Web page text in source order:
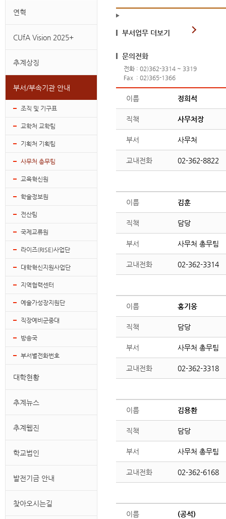
연혁
CUfA Vision 2025+
추계상징
부서/부속기관 안내
조직 및 기구표
교학처 교학팀
기획처 기획팀
사무처 총무팀
교육혁신원
학술정보원
전산팀
국제교류원
라이즈(RISE)사업단
대학혁신지원사업단
지역협력센터
예술가성장지원단
직장예비군중대
방송국
부서별전화번호
대학현황
추계뉴스
추계웹진
학교법인
발전기금 안내
찾아오시는길
부서업무 더보기
문의전화
전화 : 02)362-3314 ~ 3319
Fax : 02)365-1366
이름 정희석
직책 사무처장
부서 사무처
교내전화 02-362-8822
이름 김훈
직책 담당
부서 사무처 총무팀
교내전화 02-362-3314
이름 홍기웅
직책 담당
부서 사무처 총무팀
교내전화 02-362-3318
이름 김용환
직책 담당
부서 사무처 총무팀
교내전화 02-362-6168
이름 (공석)